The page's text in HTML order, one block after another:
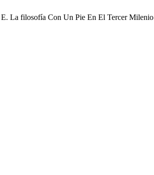
E. La filosofía Con Un Pie En El Tercer